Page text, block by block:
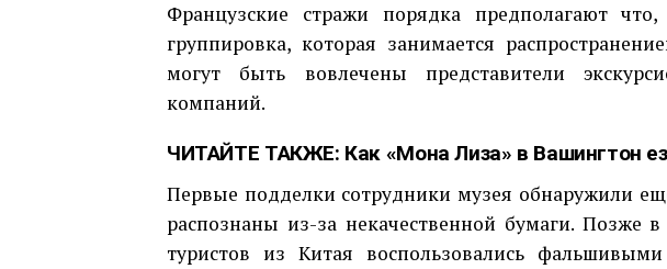
Французские стражи порядка предполагают
группировка, которая занимается
могут быть вовлечены представители
компаний.
ЧИТАЙТЕ ТАКЖЕ: Как «Мона Лиза» в Вашингтон
Первые подделки сотрудники музея обнаружили
распознаны из-за некачественной бумаги. Позже
туристов из Китая воспользовались